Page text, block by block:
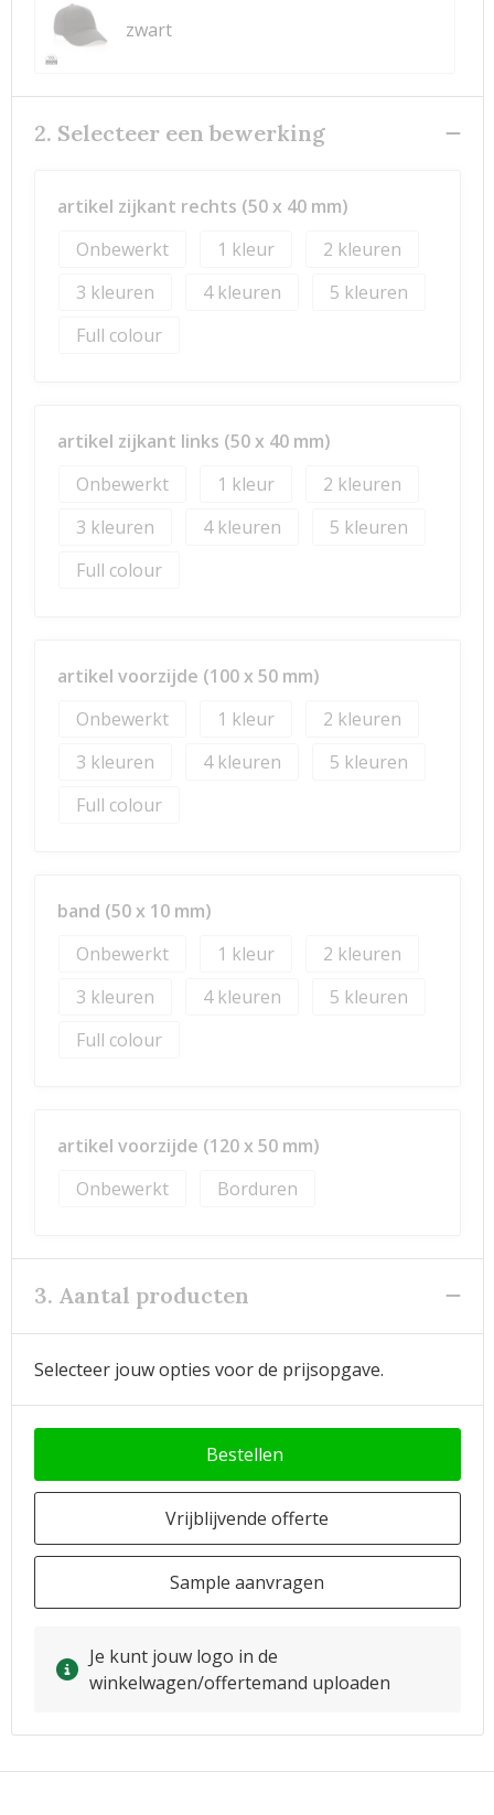
zwart
2. Selecteer een bewerking
artikel zijkant rechts (50 x 40 mm)
Onbewerkt
1
2
3
4
5
Full colour
artikel zijkant links (50 x 40 mm)
Onbewerkt
1
2
3
4
5
Full colour
artikel voorzijde (100 x 50 mm)
Onbewerkt
1
2
3
4
5
Full colour
band (50 x 10 mm)
Onbewerkt
1
2
3
4
5
Full colour
artikel voorzijde (120 x 50 mm)
Onbewerkt
Borduren
3. Aantal producten
Selecteer jouw opties voor de prijsopgave.
Bestellen
Vrijblijvende offerte
Sample aanvragen
Je kunt jouw logo in de
winkelwagen/offertemand uploaden